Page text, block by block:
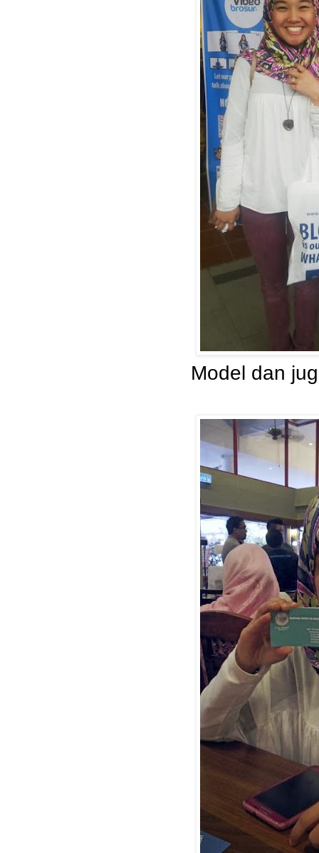
Model dan